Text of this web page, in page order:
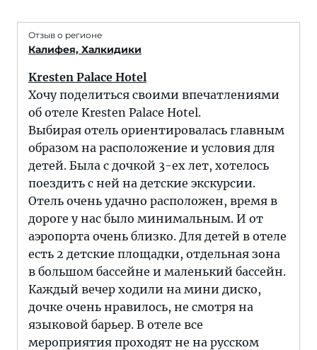
Отзыв о регионе
Калифея, Халкидики
Kresten Palace Hotel
Хочу поделиться своими впечатлениями
об отеле Kresten Palace Hotel.
Выбирая отель ориентировалась главным
образом на расположение и условия для
детей. Была с дочкой 3-ех лет, хотелось
поездить с ней на детские экскурсии.
Отель очень удачно расположен, время в
дороге у нас было минимальным. И от
аэропорта очень близко. Для детей в отеле
есть 2 детские площадки, отдельная зона
в большом бассейне и маленький бассейн.
Каждый вечер ходили на мини диско,
дочке очень нравилось, не смотря на
языковой барьер. В отеле все
мероприятия проходят не на русском